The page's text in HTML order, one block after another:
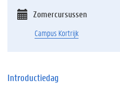
Zomercursussen
Campus Kortrijk
Introductiedag